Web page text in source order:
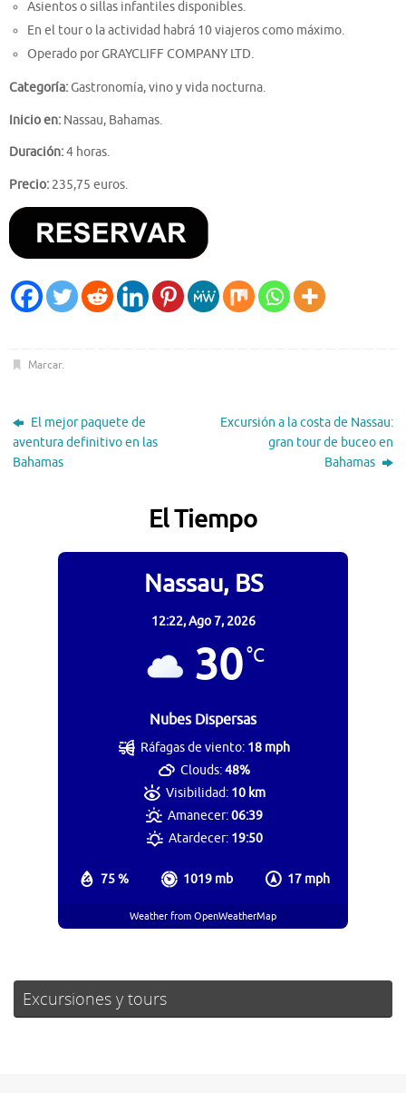
Asientos o sillas infantiles disponibles.
En el tour o la actividad habrá 10 viajeros como máximo.
Operado por GRAYCLIFF COMPANY LTD.
Categoría:Gastronomía, vino y vida nocturna.
Inicio en: Nassau, Bahamas.
Duración:4 horas.
Precio: 235,75 euros.
Marcar.
El mejor paquete de
aventura definitivo en las
Bahamas
Excursión a la costa de Nassau:
gran tour de buceo en
Bahamas
El Tiempo
Nassau, BS
12:22,Ago 7, 2026
30°C
Nubes Dispersas
75 % 1019 mb 17 mph
Ráfagas de viento: 18 mph
Clouds:48%
Visibilidad: 10 km
Amanecer:06:39
Atardecer: 19:50
Weather from OpenWeatherMap
Excursiones y tours